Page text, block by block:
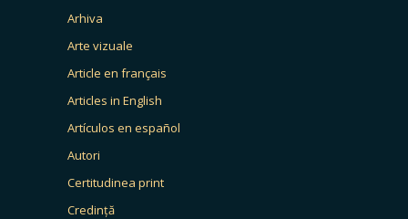
Arhiva
Arte vizuale
Article en français
Articles in English
Artículos en español
Autori
Certitudinea print
Credință